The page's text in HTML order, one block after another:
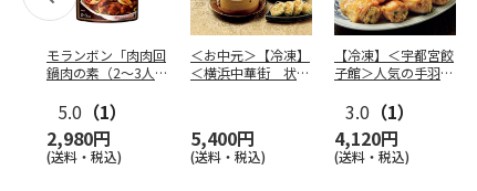
モランボン「肉肉回
鍋肉の素（2～3人
5.0 （1）
2,980円
(送料・税込)
＜お中元＞【冷凍】
＜横浜中華街 状元
5,400円
(送料・税込)
【冷凍】＜宇都宮餃
子館＞人気の手羽餃
3.0 （1）
4,120円
(送料・税込)